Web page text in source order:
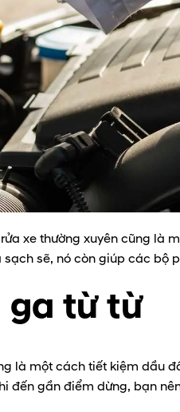
xe thường xuyên cũng là
sẽ, nó còn giúp các bộ
ga từ từ
là một cách tiết kiệm dầu
đến gần điểm dừng, bạn